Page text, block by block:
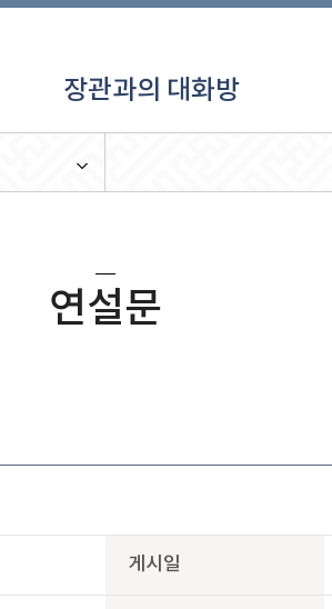
장관과의 대화방
연설문
게시일